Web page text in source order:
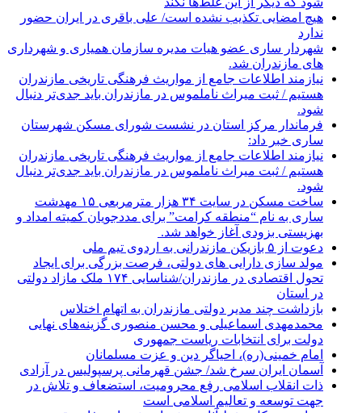
هیچ امضایی تکذیب نشده است/ علی باقری در ایران حضور
ندارد
شهردار ساری عضو هیات مدیره سازمان همیاری و شهرداری
های مازندران شد.
نیازمند اطلاعات جامع از مواریث فرهنگی تاریخی مازندران
هستیم / ثبت میراث ناملموس در مازندران باید جدی‌تر دنبال
شود.
فرماندار مرکز استان در نشست شورای مسکن شهرستان
ساری خبر داد:
نیازمند اطلاعات جامع از مواریث فرهنگی تاریخی مازندران
هستیم / ثبت میراث ناملموس در مازندران باید جدی‌تر دنبال
شود.
ساخت مسکن در سایت ۳۴ هزار مترمربعی ۱۵ مهدشت
ساری به نام “منطقه کرامت” برای مددجویان کمیته امداد و
بهزیستی بزودی آغاز خواهد شد.
دعوت از ۵ بازیکن مازندرانی به اردوی تیم ملی
مولد سازی دارایی های دولتی، فرصت بزرگی برای ایجاد
تحول اقتصادی در مازندران/شناسایی ۱۷۴ ملک مازاد دولتی
در استان
بازداشت چند مدیر دولتی مازندران به اتهام اختلاس
محمدمهدی اسماعیلی و محسن منصوری گزینه‌های نهایی
دولت برای انتخابات ریاست جمهوری
امام خمینی(ره)، احیاگر دین و عزت مسلمانان
آسمان ایران سرخ شد/ جشن قهرمانی پرسپولیس در آزادی
ذات انقلاب اسلامی رفع محرومیت، استضعاف و تلاش در
جهت توسعه و تعالیم اسلامی است